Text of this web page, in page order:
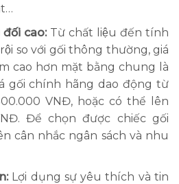
cao:Từ chất liệu đến tính
so với gối thông thường, giá
cao hơn mặt bằng chung là
gối chính hãng dao động từ
VNĐ, hoặc có thể lên
Để chọn được chiếc gối
cân nhắc ngân sách và nhu
Lợi dụng sự yêu thích và tin